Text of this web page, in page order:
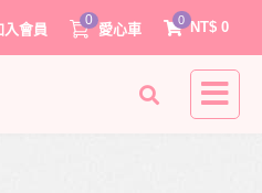
入會員
0
愛心車 NT$ 0
0